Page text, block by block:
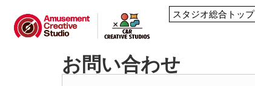
スタジオ総合トップ
お問い合わせ